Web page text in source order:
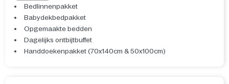
Bedlinnenpakket
Babydekbedpakket
Opgemaakte bedden
Dagelijks ontbijtbuffet
Handdoekenpakket (70x140cm & 50x100cm)